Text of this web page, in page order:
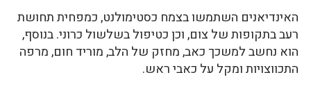
האינדיאנים השתמשו בצמח כסטימולנט, כמפחית תחושת
רעב בתקופות של צום, וכן כטיפול בשלשול כרוני. בנוסף,
הוא נחשב למשכך כאב, מחזק של הלב, מוריד חום, מרפה
התכווצויות ומקל על כאבי ראש.